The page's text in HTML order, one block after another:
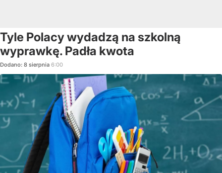
Tyle Polacy wydadzą na szkolną
wyprawkę. Padła kwota
Dodano: 8 sierpnia 6:00